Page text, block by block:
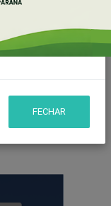
FECHAR